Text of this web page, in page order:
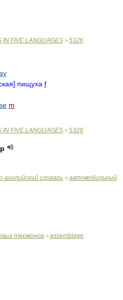
IN FIVE LANGUAGES > 5326
пищуха f
m
IN FIVE LANGUAGES > 5326
английский словарь > автомобильный
терминов > assemblage